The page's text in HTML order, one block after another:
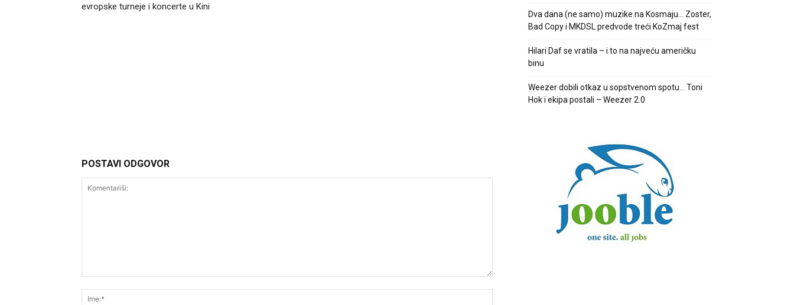
evropske turneje i koncerte u Kini
POSTAVI ODGOVOR
Dva dana (ne samo) muzike na Kosmaju… Zoster,
Bad Copy i MKDSL predvode treći KoZmaj fest
Hilari Daf se vratila – i to na najveću američku
binu
Weezer dobili otkaz u sopstvenom spotu… Toni
Hok i ekipa postali – Weezer 2.0